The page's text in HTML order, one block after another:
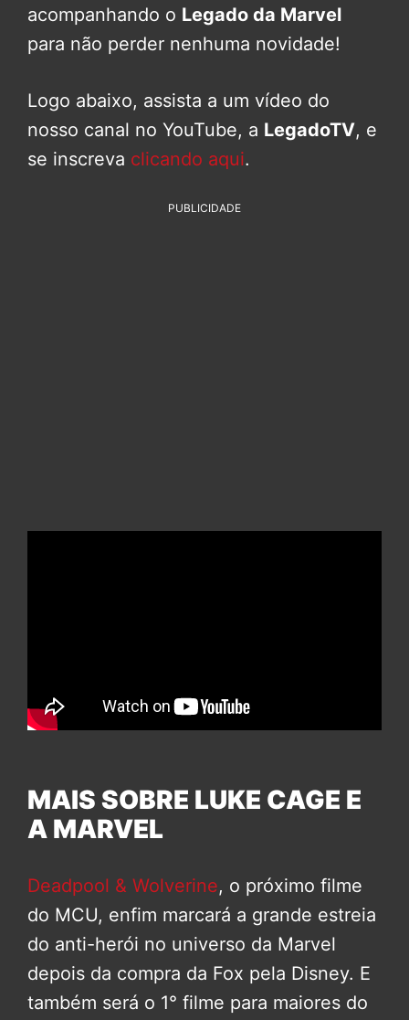
acompanhando o Legado da Marvel
para não perder nenhuma novidade!
Logo abaixo, assista a um vídeo do
nosso canal no YouTube, a LegadoTV, e
se inscreva clicando aqui.
PUBLICIDADE
MAIS SOBRE LUKE CAGE E
A MARVEL
Deadpool & Wolverine, o próximo filme
do MCU, enfim marcará a grande estreia
do anti-herói no universo da Marvel
depois da compra da Fox pela Disney. E
também será o 1° filme para maiores do